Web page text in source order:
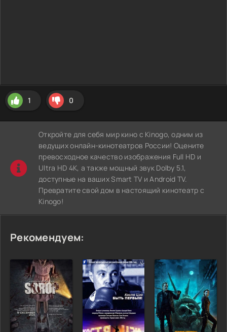
1 0
Откройте для себя мир кино с Kinogo, одним из
ведущих онлайн-кинотеатров России! Оцените
превосходное качество изображения Full HD и
Ultra HD 4K, а также мощный звук Dolby 5.1,
доступные на ваших Smart TV и Android TV.
Превратите свой дом в настоящий кинотеатр с
Kinogo!
Рекомендуем: